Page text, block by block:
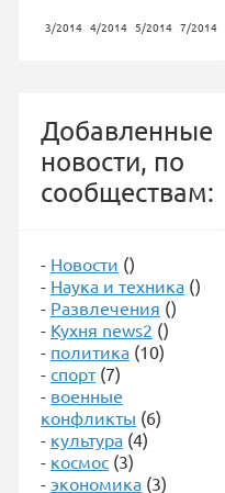
3/2014 4/2014 5/2014 7/2014
Добавленные
новости, по
сообществам:
- Новости ()
- Наука и техника ()
- Развлечения ()
- Кухня news2 ()
- политика (10)
- спорт(7)
- военные
конфликты (6)
- культура (4)
- космос (3)
- экономика (3)